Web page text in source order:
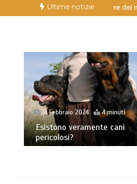
Ultime notizie
rivoluziona il benessere dei nostri amici
24 Febbraio 2024 4 minuti
Esistono veramente cani
pericolosi?